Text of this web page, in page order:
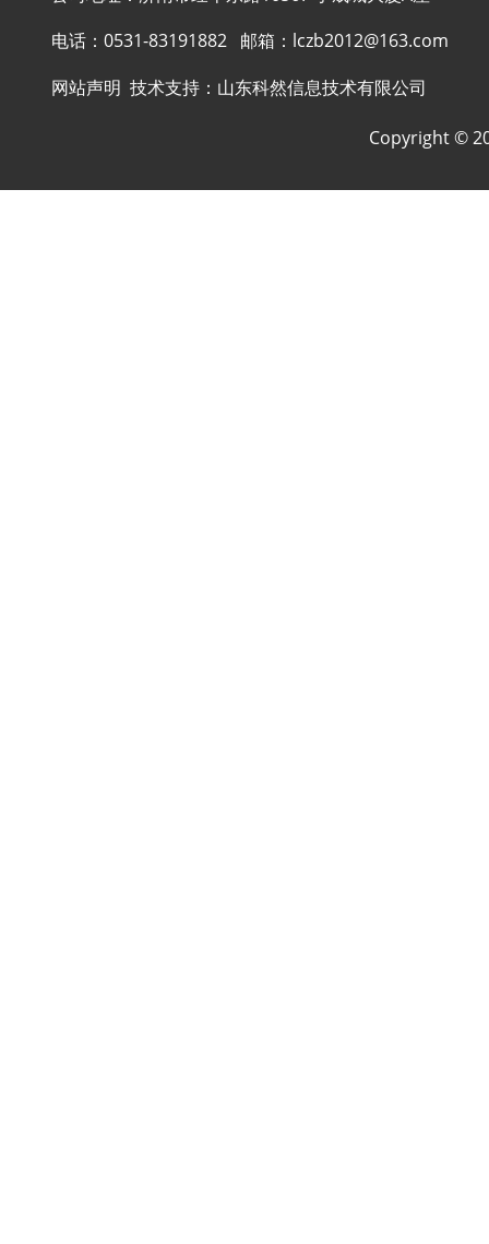
电话： 0531-83191882 邮箱： lczb2012@163.com
网站声明 技术支持： 山东科然信息技术有限公司
Copyright ©